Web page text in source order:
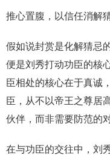
推心置腹，以信任消解
假如说封赏是化解猜忌
便是刘秀打动功臣的核
臣相处的核心在于真诚
臣，从不以帝王之尊居
伙伴，而非需要防范的对
在与功臣的交往中，刘